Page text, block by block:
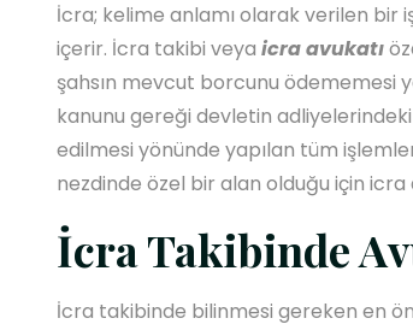
İcra; kelime anlamı olarak verilen
içerir. İcra takibi veya icra avukatı
şahsın mevcut borcunu ödememesi
kanunu gereği devletin
edilmesi yönünde yapılan tüm
nezdinde özel bir alan olduğu için icra
İcra Takibinde
İcra takibinde bilinmesi gereken en